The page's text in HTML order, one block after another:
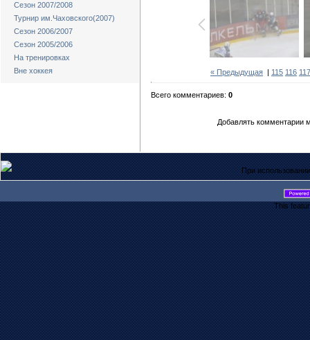
Сезон 2007/2008
Турнир им.Чаховского(2007)
Сезон 2006/2007
Сезон 2005/2006
На тренировках
Вне хоккея
« Предыдущая | 115 116 117
Всего комментариев: 0
Добавлять комментарии
При
This